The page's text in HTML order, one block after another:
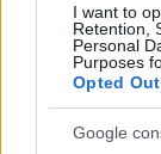
I want to
Retention,
Personal
Purposes
Opted Out
Google
Az együttes
több mint
mögött.
alkalommal